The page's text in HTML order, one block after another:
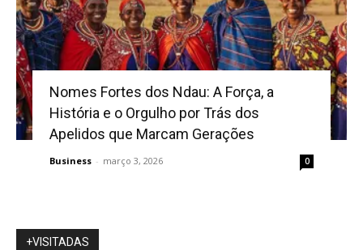
Nomes Fortes dos Ndau: A Força, a
História e o Orgulho por Trás dos
Apelidos que Marcam Gerações
Business - março 3, 2026 0
+VISITADAS